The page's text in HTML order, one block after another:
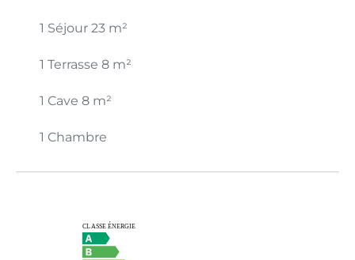
1 Séjour 23 m²
1 Terrasse 8 m²
1 Cave 8 m²
1 Chambre